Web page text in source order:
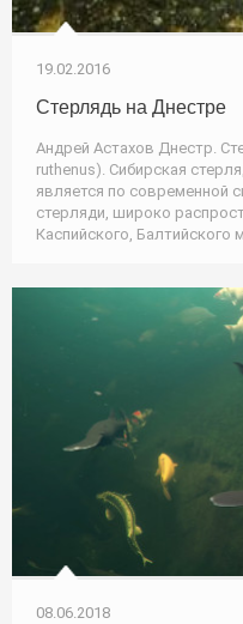
19.02.2016
Стерлядь на Днестре
Андрей Астахов Днестр.
ruthenus). Сибирская
является по современной
стерляди, широко
Каспийского, Балтийского
08.06.2018